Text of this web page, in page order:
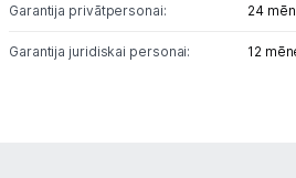
Garantija privātpersonai: 24
Garantija juridiskai personai: 12